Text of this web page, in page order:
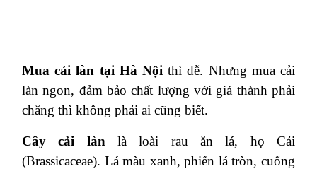
Mua cải làn tại Hà Nội thì dễ. Nhưng mua cải
làn ngon, đảm bảo chất lượng với giá thành phải
chăng thì không phải ai cũng biết.
Cây cải làn là loài rau ăn lá, họ Cải
(Brassicaceae). Lá màu xanh, phiến lá tròn, cuống